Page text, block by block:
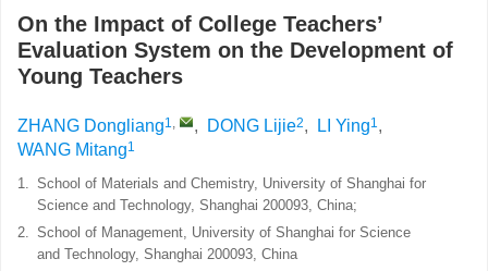
On the Impact of College Teachers’
Evaluation System on the Development of
Young Teachers
ZHANG Dongliang1, , DONG Lijie2, LI Ying1,
WANG Mitang1
1. School of Materials and Chemistry, University of Shanghai for
Science and Technology, Shanghai 200093, China;
2. School of Management, University of Shanghai for Science
and Technology, Shanghai 200093, China